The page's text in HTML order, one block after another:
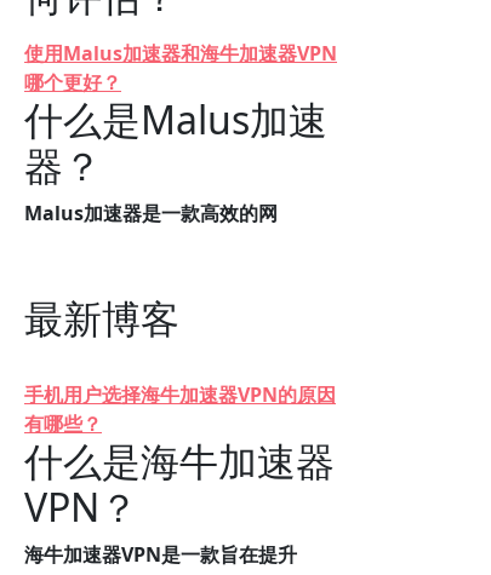
使用Malus加速器和海牛加速器VPN
哪个更好？
什么是Malus加速
器？
Malus加速器是一款高效的网
最新博客
手机用户选择海牛加速器VPN的原因
有哪些？
什么是海牛加速器
VPN？
海牛加速器VPN是一款旨在提升